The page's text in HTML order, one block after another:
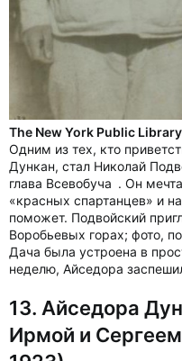
The New York Public Library
Одним из тех, кто
Дункан, стал Николай
глава Всевобуча . Он
«красных спартанцев» и
поможет. Подвойский
Воробьевых горах; фото,
Дача была устроена в
неделю, Айседора
13. Айседора
Ирмой и